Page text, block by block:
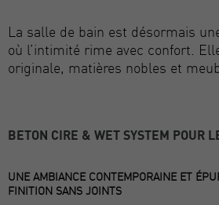
La salle de bain est désormais
où l’intimité rime avec confort.
originale, matières nobles et
BETON CIRE & WET SYSTEM POUR
UNE AMBIANCE CONTEMPORAINE ET
FINITION SANS JOINTS